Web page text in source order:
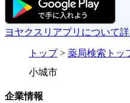
ヨヤクスリアプリについて
トップ> 薬局検索トッ
小城市
企業情報